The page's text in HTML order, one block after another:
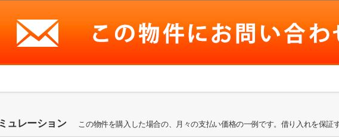
ュレーション この物件を購入した場合の、月々の支払い価格の一例です。借り入れを保証